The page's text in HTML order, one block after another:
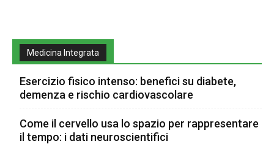
Medicina Integrata
Esercizio fisico intenso: benefici su diabete,
demenza e rischio cardiovascolare
Come il cervello usa lo spazio per rappresentare
il tempo: i dati neuroscientifici